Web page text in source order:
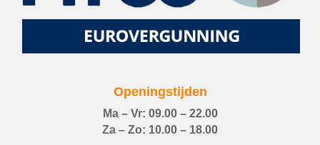
Openingstijden
Ma – Vr: 09.00 – 22.00
Za – Zo: 10.00 – 18.00